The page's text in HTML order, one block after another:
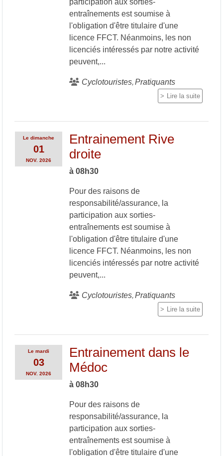
entraînements est soumise à
l'obligation d'être titulaire d'une
licence FFCT. Néanmoins, les non
licenciés intéressés par notre activité
peuvent,...
Cyclotouristes Pratiquants
Lire la suite
Ledimanche
01
NOV. 2026
Entrainement Rive
droite
à 08h30
Pour des raisons de
responsabilité/assurance, la
participation aux sorties-
entraînements est soumise à
l'obligation d'être titulaire d'une
licence FFCT. Néanmoins, les non
licenciés intéressés par notre activité
peuvent,...
Cyclotouristes Pratiquants
Lire la suite
Lemardi
03
NOV. 2026
Entrainement dans le
Médoc
à 08h30
Pour des raisons de
responsabilité/assurance, la
participation aux sorties-
entraînements est soumise à
l'obligation d'être titulaire d'une